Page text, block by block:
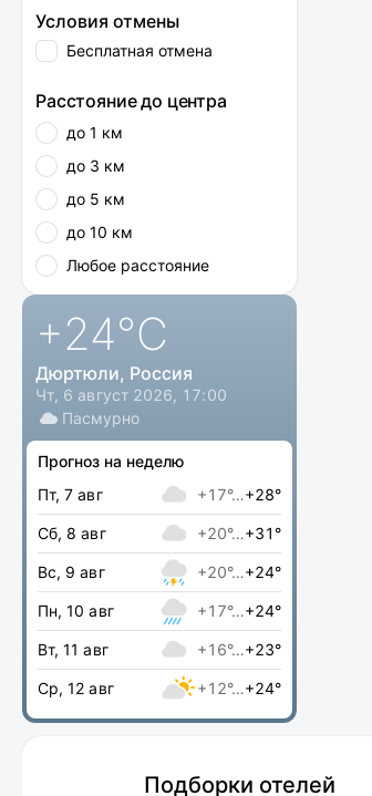
Условия отмены
Бесплатная отмена
Расстояние до центра
до 1 км
до 3 км
до 5 км
до 10 км
Любое расстояние
+24°C
Дюртюли, Россия
Чт, 6 август 2026, 17:00
Пасмурно
Прогноз на неделю
Пт, 7 авг
+17°…+28°
Сб, 8 авг +20°…+31°
Вс, 9 авг +20°…+24°
Пн, 10 авг +17°…+24°
Вт, 11 авг +16°…+23°
Ср, 12 авг +12°…+24°
Подборки отелей